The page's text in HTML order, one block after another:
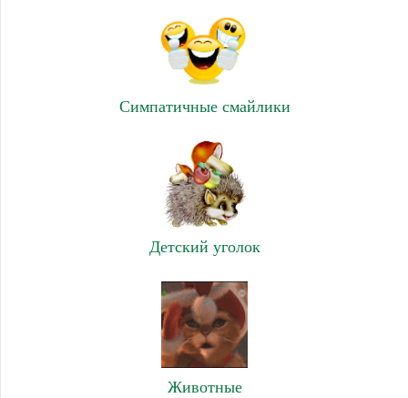
Симпатичные смайлики
Детский уголок
Животные